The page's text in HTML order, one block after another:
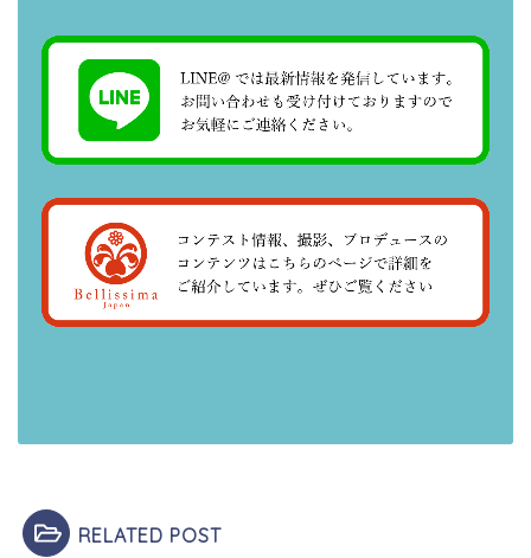
RELATED POST